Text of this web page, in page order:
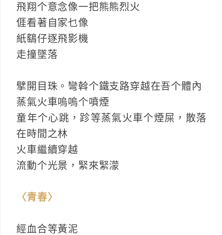
飛翔个意念像一把熊熊烈火
𠊎看著自家乜像
紙鷂仔逐飛影機
走撞墜落
擘開目珠。彎斡个鐵支路穿越在吾个體內
蒸氣火車嗚嗚个噴煙
童年个心跳，跈等蒸氣火車个煙屎，散落
在時間之林
火車繼續穿越
流動个光景，緊來緊濛
〈青春〉
經血合等黃泥